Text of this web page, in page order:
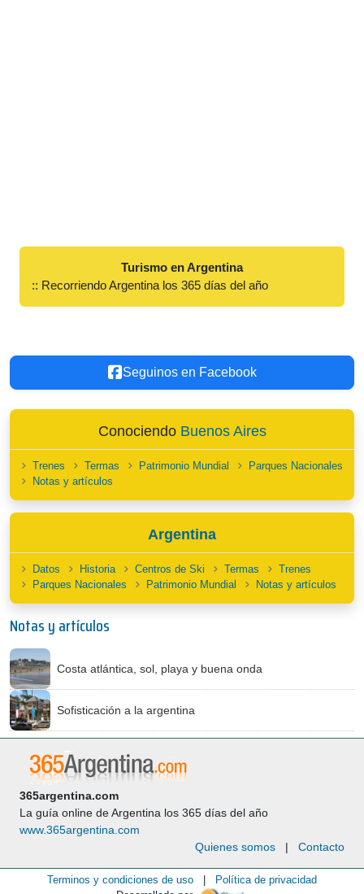
Turismo en Argentina
:: Recorriendo Argentina los 365 días del año
Seguinos en Facebook
Conociendo Buenos Aires
Trenes Termas Patrimonio Mundial
Parques Nacionales
Notas y artículos
Argentina
Datos Historia Centros de Ski Termas
Trenes
Parques Nacionales
Patrimonio Mundial Notas y artículos
Notas y artículos
Costa atlántica, sol, playa y buena onda
Sofisticación a la argentina
365argentina.com
La guía online de Argentina los 365 días del año
www.365argentina.com
Quienes somos | Contacto
Terminos y condiciones de uso
Política de privacidad